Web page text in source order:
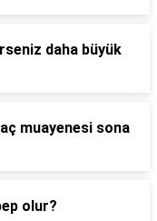
daha büyük
muayenesi sona
olur?